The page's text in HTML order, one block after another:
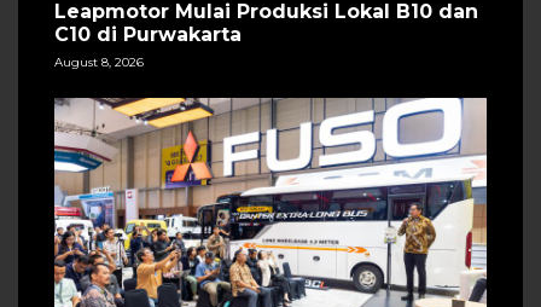
Leapmotor Mulai Produksi Lokal B10 dan
C10 di Purwakarta
August 8, 2026